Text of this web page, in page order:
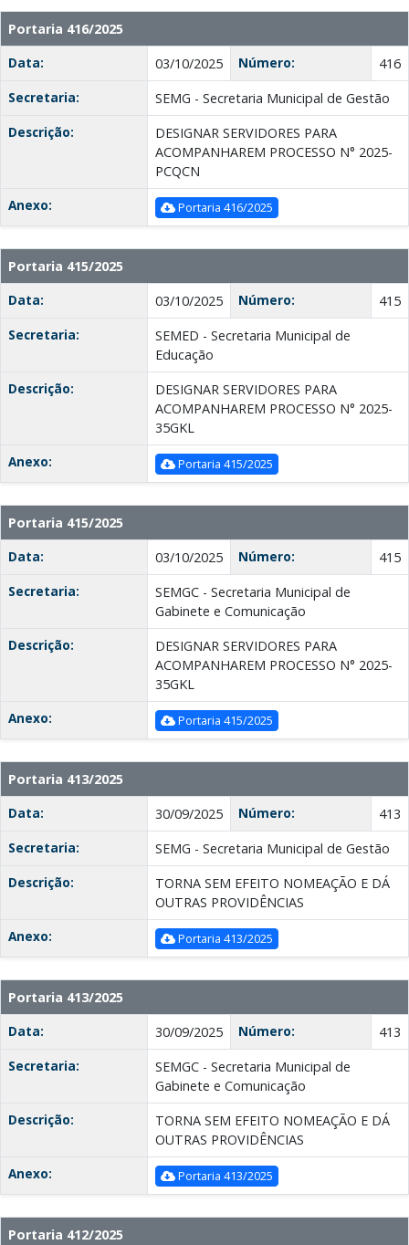
Portaria 416/2025
Data:
03/10/2025 Número:
416
Secretaria:
SEMG - Secretaria Municipal de Gestão
Descrição:
DESIGNAR SERVIDORES PARA
ACOMPANHAREM PROCESSO N° 2025-
PCQCN
Anexo:
Portaria 416/2025
Portaria 415/2025
Data:
03/10/2025 Número:
415
Secretaria:
SEMED - Secretaria Municipal de
Educação
Descrição:
DESIGNAR SERVIDORES PARA
ACOMPANHAREM PROCESSO N° 2025-
35GKL
Anexo:
Portaria 415/2025
Portaria 415/2025
Data:
03/10/2025 Número:
415
Secretaria:
SEMGC - Secretaria Municipal de
Gabinete e Comunicação
Descrição:
DESIGNAR SERVIDORES PARA
ACOMPANHAREM PROCESSO N° 2025-
35GKL
Anexo:
Portaria 415/2025
Portaria 413/2025
Data:
30/09/2025 Número:
413
Secretaria:
SEMG - Secretaria Municipal de Gestão
Descrição:
TORNA SEM EFEITO NOMEAÇÃO E DÁ
OUTRAS PROVIDÊNCIAS
Anexo:
Portaria 413/2025
Portaria 413/2025
Data:
30/09/2025 Número:
413
Secretaria:
SEMGC - Secretaria Municipal de
Gabinete e Comunicação
Descrição:
TORNA SEM EFEITO NOMEAÇÃO E DÁ
OUTRAS PROVIDÊNCIAS
Anexo:
Portaria 413/2025
Portaria 412/2025